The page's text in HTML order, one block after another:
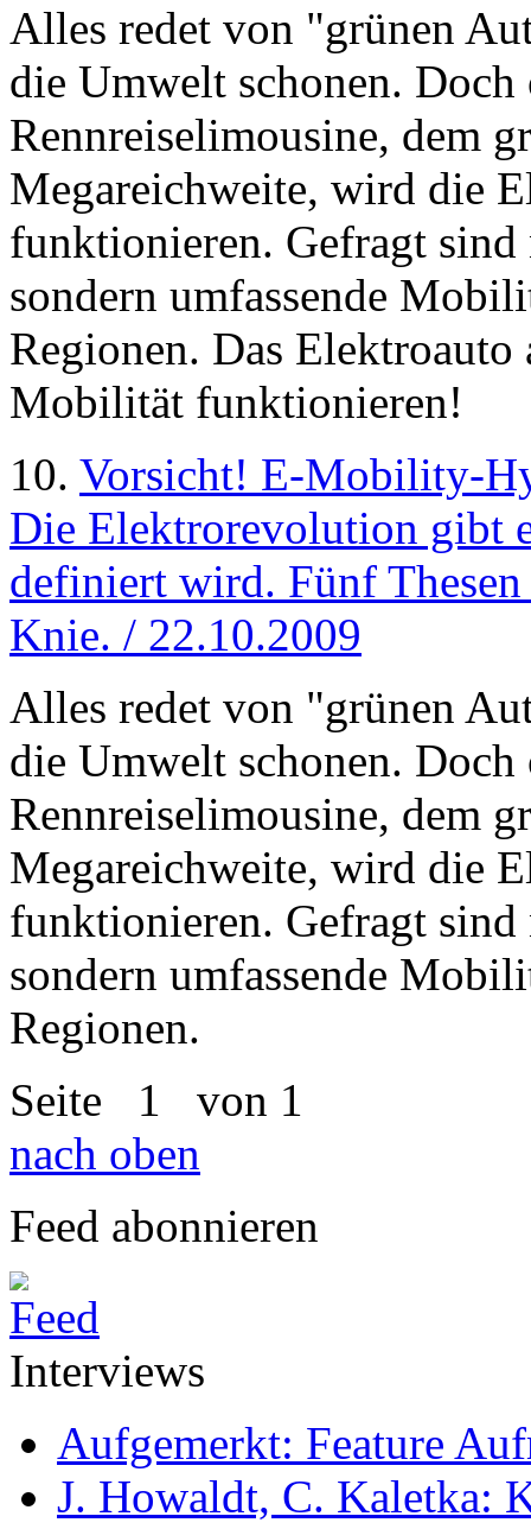
Alles redet von "grünen
die Umwelt schonen.
Rennreiselimousine, dem
Megareichweite, wird die
funktionieren. Gefragt
sondern umfassende
Regionen. Das
Mobilität funktionieren!
10. Vorsicht! E-Mobility-
Die Elektrorevolution gibt
definiert wird. Fünf
Knie. / 22.10.2009
Alles redet von "grünen
die Umwelt schonen.
Rennreiselimousine, dem
Megareichweite, wird die
funktionieren. Gefragt
sondern umfassende
Regionen.
Seite 1 von 1
nach oben
Feed abonnieren
Interviews
Aufgemerkt: Feature
J. Howaldt, C. Kaletka: